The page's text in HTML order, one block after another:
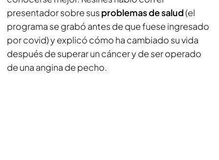
presentador sobre sus problemas de salud(el
programa se grabó antes de que fuese ingresado
por covid) y explicó cómo ha cambiado su vida
después de superar un cáncer y de ser operado
de una angina de pecho.